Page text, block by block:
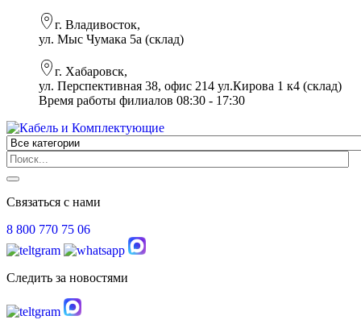
г. Владивосток,
ул. Мыс Чумака 5а (склад)
г. Хабаровск,
ул. Перспективная 38, офис 214 ул.Кирова 1 к4 (склад)
Время работы филиалов 08:30 - 17:30
Связаться с нами
8 800 770 75 06
Следить за новостями